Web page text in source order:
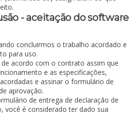
- aceitação do software
concluirmos o trabalho acordado e
para uso.
acordo com o contrato assim que
e as especificações,
e assinar o formulário de
aprovação.
de entrega de declaração de
você é considerado ter dado sua